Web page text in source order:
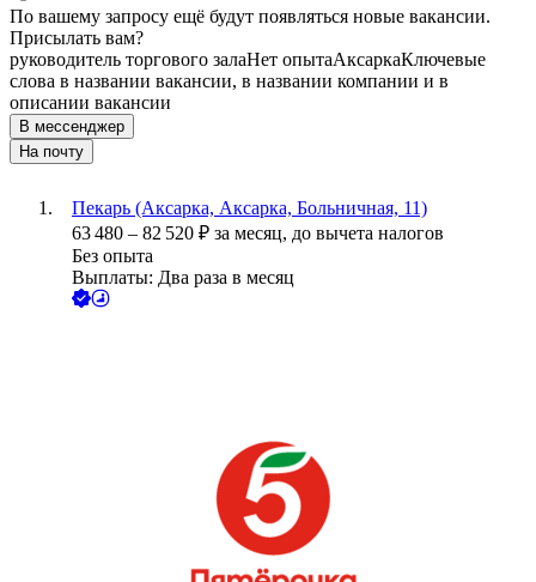
По вашему запросу ещё будут появляться новые вакансии.
Присылать вам?
руководитель торгового залаНет опытаАксаркаКлючевые
слова в названии вакансии, в названии компании и в
описании вакансии
В мессенджер
На почту
Пекарь (Аксарка, Аксарка, Больничная, 11)
63 480 – 82 520 ₽ за месяц, до вычета налогов
Без опыта
Выплаты: Два раза в месяц